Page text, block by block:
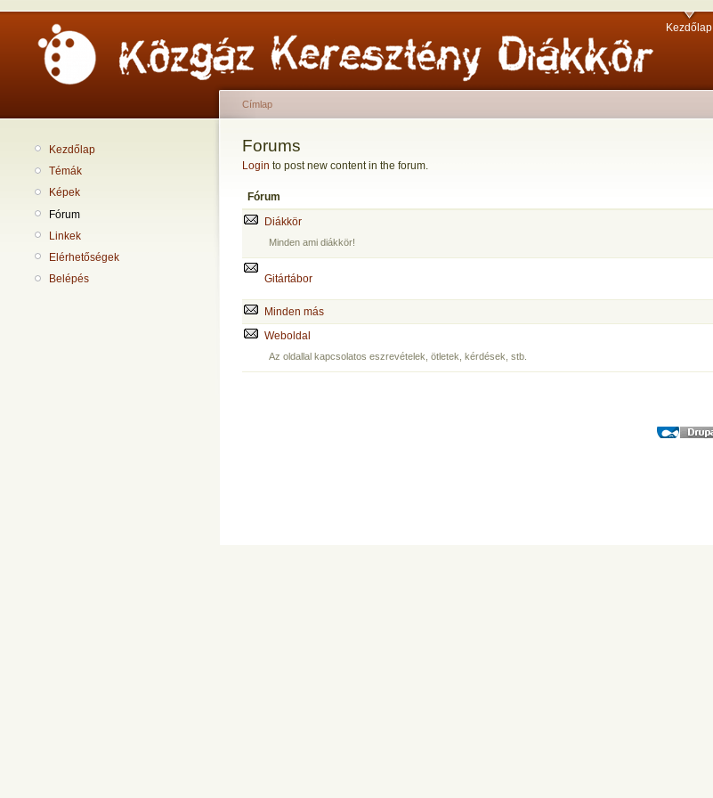
Kezdőlap
Kezdőlap
Témák
Képek
Fórum
Linkek
Elérhetőségek
Belépés
Címlap
Forums
Login to post new content in the forum.
Fórum
Diákkör
Minden ami diákkör!
Gitártábor
Minden más
Weboldal
Az oldallal kapcsolatos eszrevételek, ötletek, kérdések, stb.